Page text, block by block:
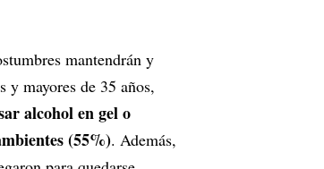
mantendrán y
y mayores de 35 años,
alcohol en gel o
(55%). Además,